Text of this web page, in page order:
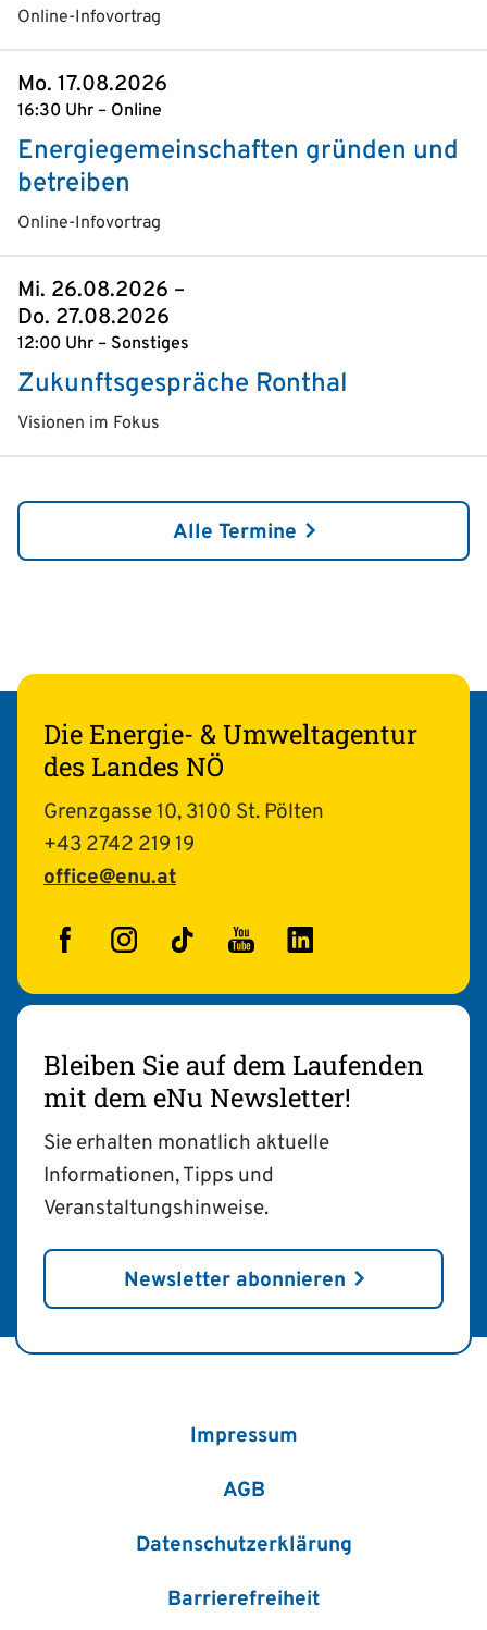
Online-Infovortrag
Mo. 17.08.2026
16:30 Uhr – Online
Energiegemeinschaften gründen und
betreiben
Online-Infovortrag
Mi. 26.08.2026 –
Do. 27.08.2026
12:00 Uhr – Sonstiges
Zukunftsgespräche Ronthal
Visionen im Fokus
Alle Termine
Die Energie- & Umweltagentur
des Landes NÖ
Grenzgasse 10, 3100 St. Pölten
+43 2742 219 19
office@enu.at
FacebookInstagram
TikTokYouTubeLinkedIn
Bleiben Sie auf dem Laufenden
mit dem eNu Newsletter!
Sie erhalten monatlich aktuelle
Informationen, Tipps und
Veranstaltungshinweise.
Newsletter abonnieren
Impressum
AGB
Datenschutzerklärung
Barrierefreiheit